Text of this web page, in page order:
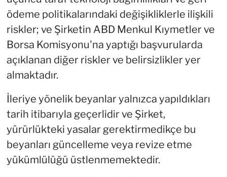
ödeme politikalarındaki değişikliklerle ilişkili
riskler; ve Şirketin ABD Menkul Kıymetler ve
Borsa Komisyonu'na yaptığı başvurularda
açıklanan diğer riskler ve belirsizlikler yer
almaktadır.
İleriye yönelik beyanlar yalnızca yapıldıkları
tarih itibarıyla geçerlidir ve Şirket,
yürürlükteki yasalar gerektirmedikçe bu
beyanları güncelleme veya revize etme
yükümlülüğü üstlenmemektedir.